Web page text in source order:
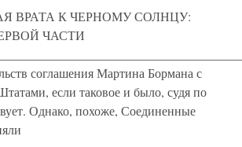
ВРАТА К ЧЕРНОМУ СОЛНЦУ:
ЧАСТИ
соглашения Мартина Бормана с
если таковое и было, судя по
Однако, похоже, Соединенные